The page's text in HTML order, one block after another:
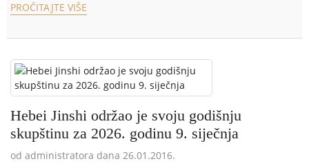
PROČITAJTE VIŠE
Hebei Jinshi održao je svoju godišnju
skupštinu za 2026. godinu 9. siječnja
od administratora dana 26.01.2016.